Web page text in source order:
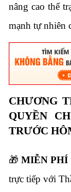
nâng cao thể
mạnh tự nhiên
CHƯƠNG
QUYỀN
TRƯỚC
🎁 MIỄN PHÍ
trực tiếp với